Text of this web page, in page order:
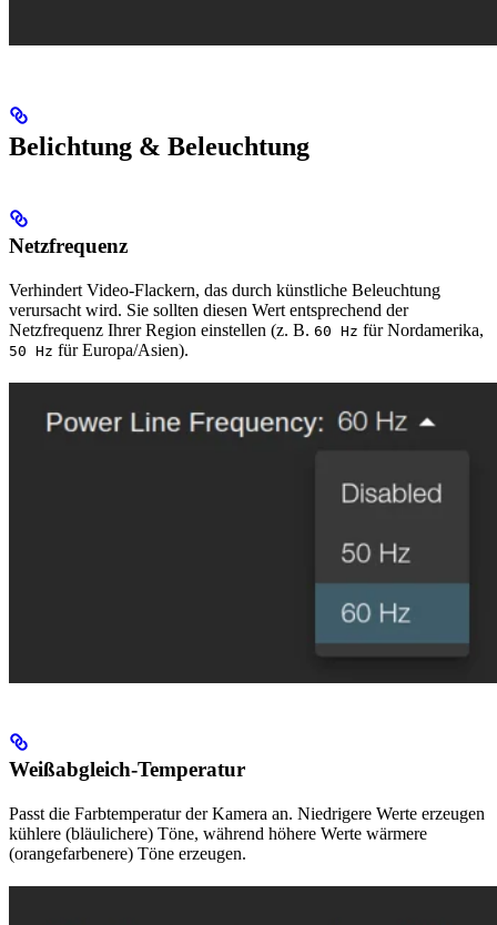
Belichtung & Beleuchtung
Netzfrequenz
Verhindert Video-Flackern, das durch künstliche Beleuchtung
verursacht wird. Sie sollten diesen Wert entsprechend der
Netzfrequenz Ihrer Region einstellen (z. B. 60 Hz für Nordamerika,
50 Hz für Europa/Asien).
Weißabgleich-Temperatur
Passt die Farbtemperatur der Kamera an. Niedrigere Werte erzeugen
kühlere (bläulichere) Töne, während höhere Werte wärmere
(orangefarbenere) Töne erzeugen.